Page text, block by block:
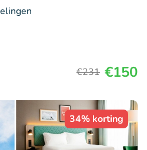
€231 €150
34% korting